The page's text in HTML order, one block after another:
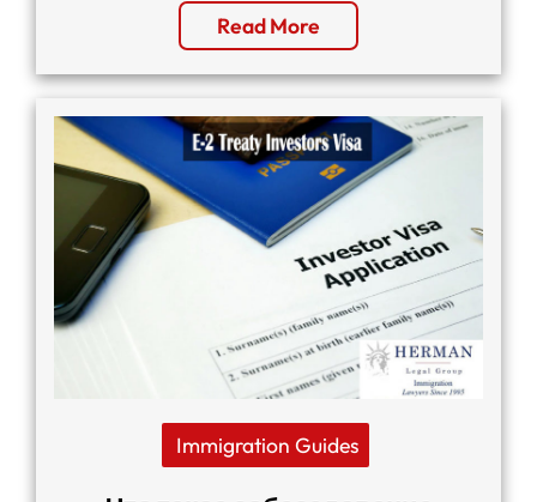
Read More
Immigration Guides